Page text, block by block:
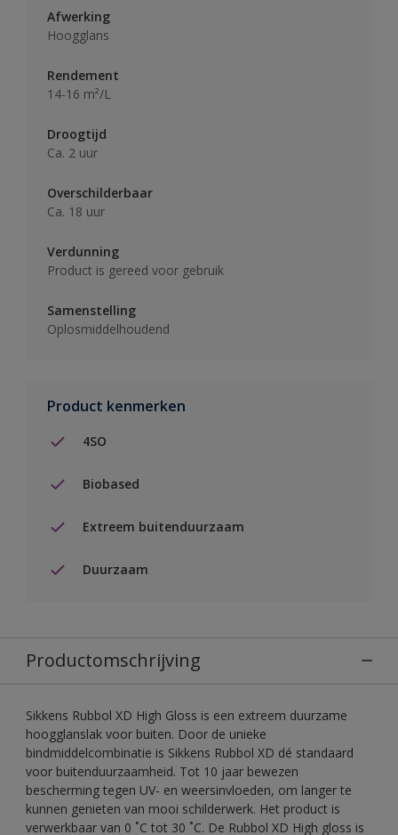
Afwerking
Hoogglans
Rendement
14-16 m²/L
Droogtijd
Ca. 2 uur
Overschilderbaar
Ca. 18 uur
Verdunning
Product is gereed voor gebruik
Samenstelling
Oplosmiddelhoudend
Product kenmerken
4SO
Biobased
Extreem buitenduurzaam
Duurzaam
Productomschrijving
Sikkens Rubbol XD High Gloss is een extreem duurzame
hoogglanslak voor buiten. Door de unieke
bindmiddelcombinatie is Sikkens Rubbol XD dé standaard
voor buitenduurzaamheid. Tot 10 jaar bewezen
bescherming tegen UV- en weersinvloeden, om langer te
kunnen genieten van mooi schilderwerk. Het product is
verwerkbaar van 0 ˚C tot 30 ˚C. De Rubbol XD High gloss is